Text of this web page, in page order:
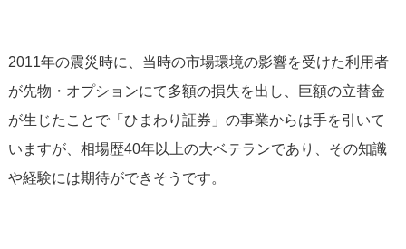
2011年の震災時に、当時の市場環境の影響を受けた利用者
が先物・オプションにて多額の損失を出し、巨額の立替金
が生じたことで「ひまわり証券」の事業からは手を引いて
いますが、相場歴40年以上の大ベテランであり、その知識
や経験には期待ができそうです。